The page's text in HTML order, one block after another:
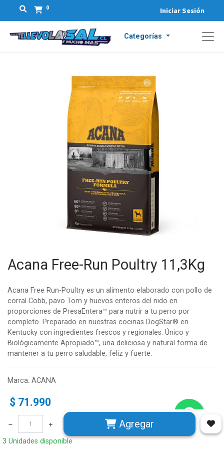
0 Iniciar Sesión
Categorías
Acana Free-Run Poultry 11,3Kg
Acana Free Run-Poultry es un alimento elaborado con pollo de
corral Cobb, pavo Tom y huevos enteros del nido en
proporciones de PresaEntera™ para nutrir a tu perro por
completo. Preparado en nuestras cocinas DogStar® en
Kentucky con ingredientes frescos y regionales. Único y
Biológicamente Apropiado™, una deliciosa y natural forma de
mantener a tu perro saludable, feliz y fuerte.
Marca: ACANA
$ 71.990
Agregar
3 Unidades disponible
3 Unidades disponible